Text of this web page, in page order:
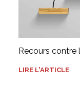
Recours contre
LIRE L'ARTICLE